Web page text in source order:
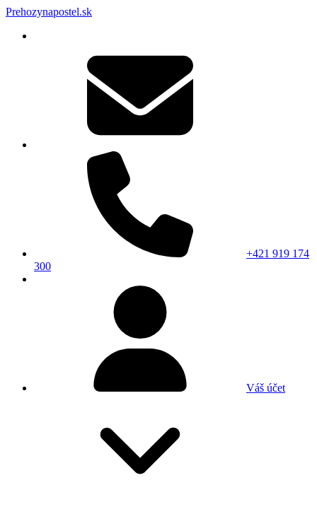
Prehozynapostel.sk
+421 919 174
300
Váš účet